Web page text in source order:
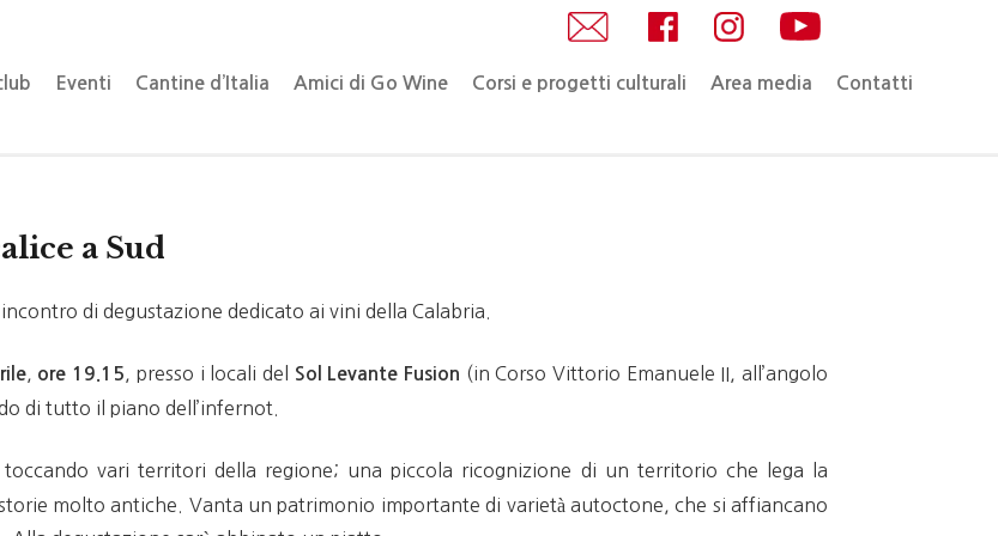
Eventi Cantine d’Italia Amici di Go Wine Corsi e progetti culturali Area media Contatti
a Sud
di degustazione dedicato ai vini della Calabria.
, ore 19.15 , presso i locali del Sol Levante Fusion (in Corso Vittorio Emanuele II, all’angolo
di tutto il piano dell’infernot.
, toccando vari territori della regione; una piccola ricognizione di un territorio che lega la
molto antiche. Vanta un patrimonio importante di varietà autoctone, che si affiancano